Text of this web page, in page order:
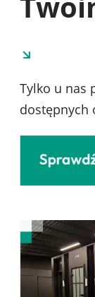
Tylko u nas
dostępnych